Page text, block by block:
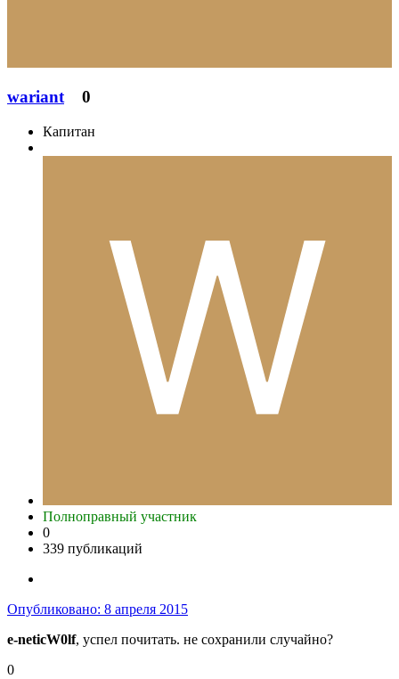
wariant 0
Капитан
Полноправный участник
0
339 публикаций
Опубликовано: 8 апреля 2015
e-neticW0lf, успел почитать. не сохранили случайно?
0